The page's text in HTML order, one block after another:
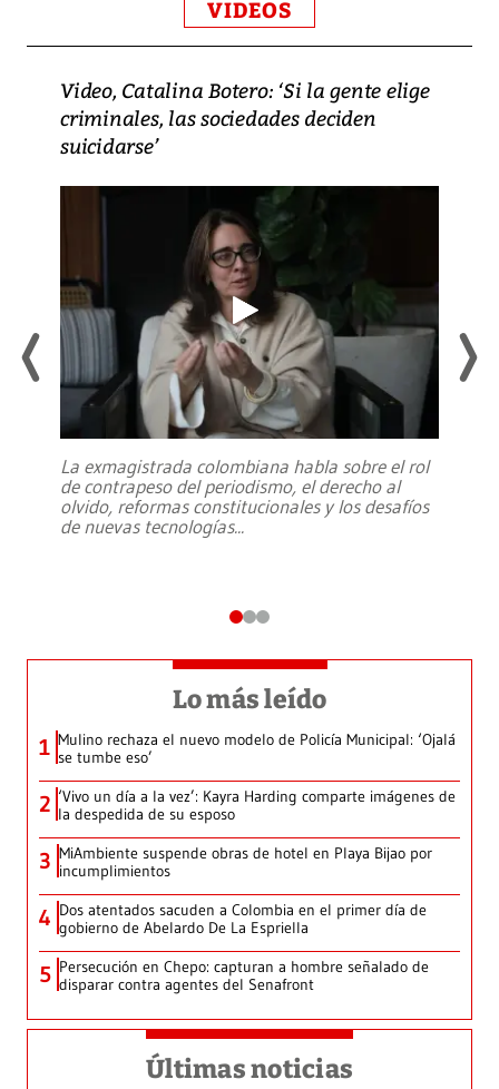
VIDEOS
Video, Catalina Botero: ‘Si la gente elige
criminales, las sociedades deciden
suicidarse’
La exmagistrada colombiana habla sobre el rol
de contrapeso del periodismo, el derecho al
olvido, reformas constitucionales y los desafíos
de nuevas tecnologías...
Lo más leído
1 Mulino rechaza el nuevo modelo de Policía Municipal: ‘Ojalá
se tumbe eso’
2 ‘Vivo un día a la vez’: Kayra Harding comparte imágenes de
la despedida de su esposo
3 MiAmbiente suspende obras de hotel en Playa Bijao por
incumplimientos
4 Dos atentados sacuden a Colombia en el primer día de
gobierno de Abelardo De La Espriella
5 Persecución en Chepo: capturan a hombre señalado de
disparar contra agentes del Senafront
Últimas noticias